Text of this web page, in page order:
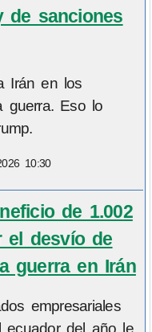
de sanciones
Irán en los
guerra. Eso lo
10:30
de 1.002
el desvío de
guerra en Irán
empresariales
ecuador del año le